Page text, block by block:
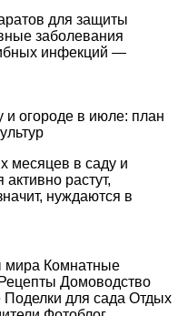
для защиты
заболевания
инфекций —
и огороде в июле: план
месяцев в саду и
растут,
нуждаются в
мира Комнатные
Рецепты Домоводство
Поделки для сада Отдых